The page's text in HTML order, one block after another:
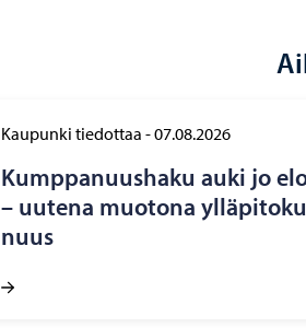
Kaupunki tiedottaa -07.08.2026
Kump­pa­nuus­ha­ku auki jo
– uu­te­na muo­to­na
nuus